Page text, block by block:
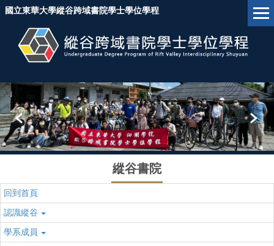
跳
區
塊
國立東華大學縱谷跨域書院學士學位學程
縱谷書院
回到首頁
認識縱谷
學系成員